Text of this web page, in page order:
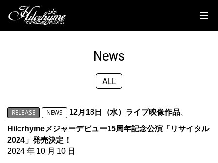
Discography
Biography
Movie
News
ALL
RELEASE NEWS
12月18日（水）ライブ映像作品、
Hilcrhymeメジャーデビュー15周年記念公演「リサイタル
2024」発売決定！
2024 年 10 月 10 日